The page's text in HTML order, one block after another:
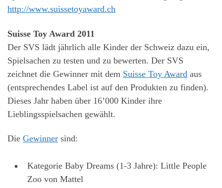
http://www.suissetoyaward.ch
Suisse Toy Award 2011
Der SVS lädt jährlich alle Kinder der Schweiz dazu ein,
Spielsachen zu testen und zu bewerten. Der SVS
zeichnet die Gewinner mit dem Suisse Toy Award aus
(entsprechendes Label ist auf den Produkten zu finden).
Dieses Jahr haben über 16’000 Kinder ihre
Lieblingsspielsachen gewählt.
Die Gewinner sind:
Kategorie Baby Dreams (1-3 Jahre): Little People
Zoo von Mattel